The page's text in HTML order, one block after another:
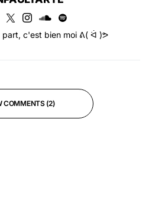
part, c'est bien moi ᕕ( ᐛ )ᕗ
COMMENTS (2)